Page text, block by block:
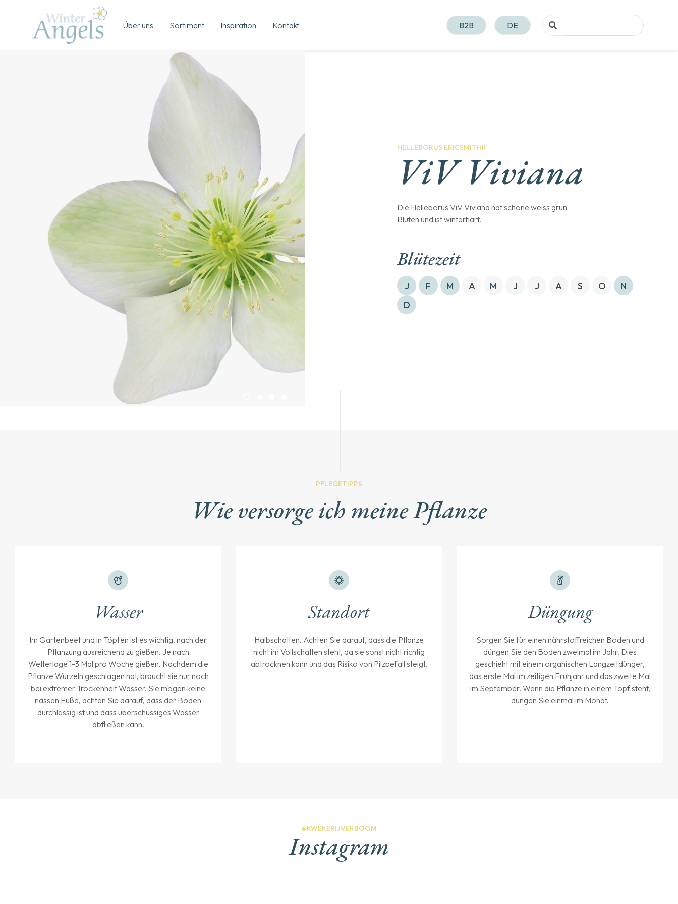
Über uns Sortiment Inspiration Kontakt B2B DE
HELLEBORUS ERICSMITHII
ViV Viviana
Die Helleborus ViV Viviana hat schöne weiss grün
Blüten und ist winterhart.
Blütezeit
J F M A M J J A S O
N
D
PFLEGETIPPS
Wie versorge ich meine Pflanze
Wasser
Im Gartenbeet und in Töpfen ist es wichtig, nach der
Pflanzung ausreichend zu gießen. Je nach
Wetterlage 1-3 Mal pro Woche gießen. Nachdem die
Pflanze Wurzeln geschlagen hat, braucht sie nur noch
bei extremer Trockenheit Wasser. Sie mögen keine
nassen Füße, achten Sie darauf, dass der Boden
durchlässig ist und dass überschüssiges Wasser
abfließen kann.
Standort
Halbschatten. Achten Sie darauf, dass die Pflanze
nicht im Vollschatten steht, da sie sonst nicht richtig
abtrocknen kann und das Risiko von Pilzbefall steigt.
Düngung
Sorgen Sie für einen nährstoffreichen Boden und
düngen Sie den Boden zweimal im Jahr. Dies
geschieht mit einem organischen Langzeitdünger,
das erste Mal im zeitigen Frühjahr und das zweite Mal
im September. Wenn die Pflanze in einem Topf steht,
düngen Sie einmal im Monat.
@KWEKERIJVERBOOM
Instagram